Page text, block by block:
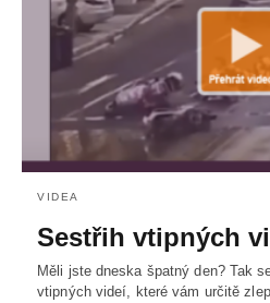
VIDEA
Sestřih vtipných
Měli jste dneska špatný den? Tak
vtipných videí, které vám určitě